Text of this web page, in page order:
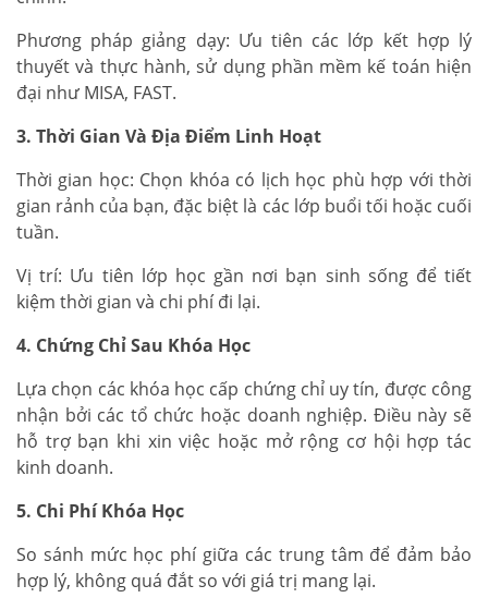
Phương pháp giảng dạy: Ưu tiên các lớp kết hợp lý
thuyết và thực hành, sử dụng phần mềm kế toán hiện
đại như MISA, FAST.
3. Thời Gian Và Địa Điểm Linh Hoạt
Thời gian học: Chọn khóa có lịch học phù hợp với thời
gian rảnh của bạn, đặc biệt là các lớp buổi tối hoặc cuối
tuần.
Vị trí: Ưu tiên lớp học gần nơi bạn sinh sống để tiết
kiệm thời gian và chi phí đi lại.
4. Chứng Chỉ Sau Khóa Học
Lựa chọn các khóa học cấp chứng chỉ uy tín, được công
nhận bởi các tổ chức hoặc doanh nghiệp. Điều này sẽ
hỗ trợ bạn khi xin việc hoặc mở rộng cơ hội hợp tác
kinh doanh.
5. Chi Phí Khóa Học
So sánh mức học phí giữa các trung tâm để đảm bảo
hợp lý, không quá đắt so với giá trị mang lại.